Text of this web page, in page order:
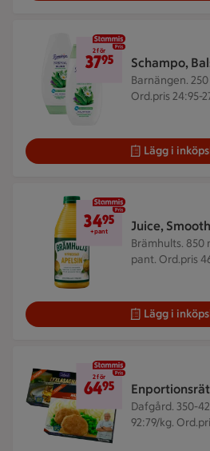
Schampo,
Barnängen. 250
Ord.pris 24:95-
2 för 37,95 kr
2 för
3795
Lägg i
Juice,
Brämhults. 850
pant. Ord.pris
34,95 kr + pant
3495
+pant
Lägg i
Dafgård. 350-
92:79/kg.
2 för 64,95 kr
2 för
6495